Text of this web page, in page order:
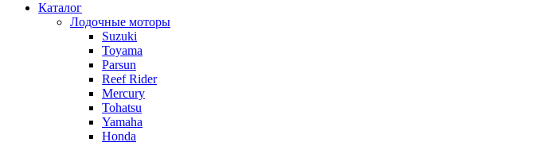
Каталог
Лодочные моторы
Suzuki
Toyama
Parsun
Reef Rider
Mercury
Tohatsu
Yamaha
Honda